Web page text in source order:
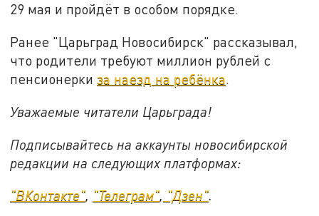
29 мая и пройдёт в особом порядке.
Ранее "Царьград Новосибирск" рассказывал,
что родители требуют миллион рублей с
пенсионеркиза наезд на ребёнка.
Уважаемые читатели Царьграда!
Подписывайтесь на аккаунты новосибирской
редакции на следующих платформах:
"ВКонтакте", "Телеграм", "Дзен".